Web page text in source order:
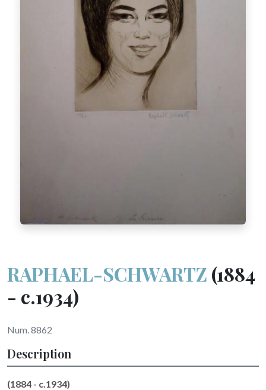
RAPHAEL-SCHWARTZ (1884
- c.1934)
Num. 8862
Description
(1884 - c.1934)